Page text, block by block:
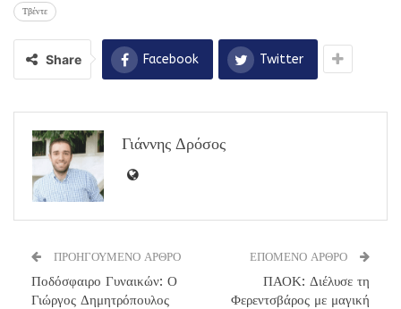
Τβέντε
Share Facebook Twitter
Γιάννης Δρόσος
ΠΡΟΗΓΟΥΜΕΝΟ ΑΡΘΡΟ
Ποδόσφαιρο Γυναικών: Ο
Γιώργος Δημητρόπουλος
ΕΠΟΜΕΝΟ ΑΡΘΡΟ
ΠΑΟΚ: Διέλυσε τη
Φερεντσβάρος με μαγική